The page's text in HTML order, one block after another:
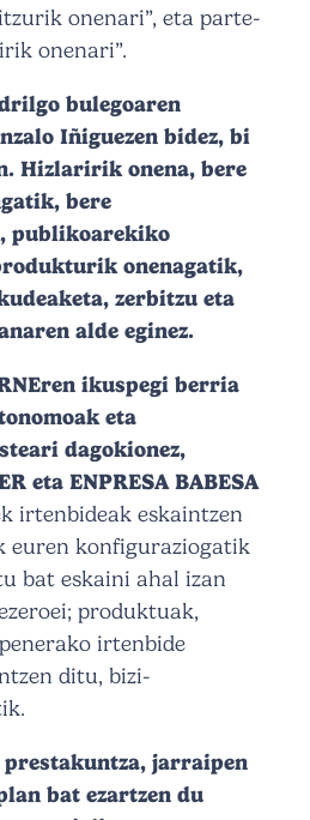
onenari”, eta parte-
onenari”.
bulegoaren
Iñiguezen bidez, bi
Hizlaririk onena, bere
bere
publikoarekiko
onenagatik,
zerbitzu eta
alde eginez.
ikuspegi berria
eta
dagokionez,
eta ENPRESA BABESA
irtenbideak eskaintzen
euren konfiguraziogatik
bat eskaini ahal izan
produktuak,
irtenbide
ditu, bizi-
prestakuntza, jarraipen
bat ezartzen du